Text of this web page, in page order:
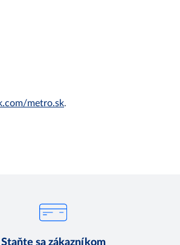
metro.sk.
Staňte sa zákazníkom